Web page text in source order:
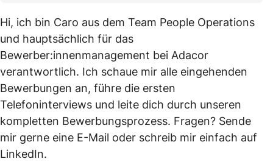
Hi, ich bin Caro aus dem Team People Operations
und hauptsächlich für das
Bewerber:innenmanagement bei Adacor
verantwortlich. Ich schaue mir alle eingehenden
Bewerbungen an, führe die ersten
Telefoninterviews und leite dich durch unseren
kompletten Bewerbungsprozess. Fragen? Sende
mir gerne eine E-Mail oder schreib mir einfach auf
LinkedIn.